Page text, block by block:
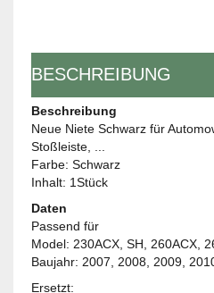
BESCHREIBUNG
Beschreibung
Neue Niete Schwarz für
Stoßleiste, ...
Farbe: Schwarz
Inhalt: 1Stück
Daten
Passend für
Model: 230ACX, SH, 260ACX,
Baujahr: 2007, 2008, 2009,
Ersetzt: